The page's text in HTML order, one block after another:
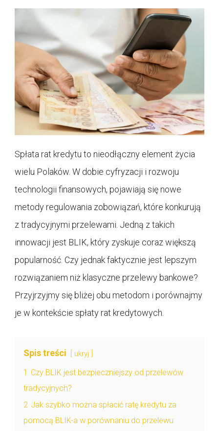
Spłata rat kredytu to nieodłączny element życia
wielu Polaków. W dobie cyfryzacji i rozwoju
technologii finansowych, pojawiają się nowe
metody regulowania zobowiązań, które konkurują
z tradycyjnymi przelewami. Jedną z takich
innowacji jest BLIK, który zyskuje coraz większą
popularność. Czy jednak faktycznie jest lepszym
rozwiązaniem niż klasyczne przelewy bankowe?
Przyjrzyjmy się bliżej obu metodom i porównajmy
je w kontekście spłaty rat kredytowych.
Spis treści ukryj
1 Czy BLIK jest bezpieczniejszy od przelewów
tradycyjnych?
2 Jak szybko można spłacić ratę kredytu za
pomocą BLIK-a w porównaniu do przelewu